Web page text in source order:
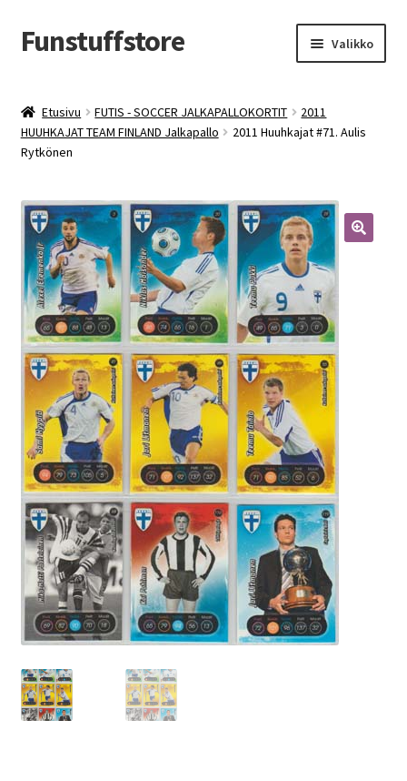
Siirry
navigointiin
Siirry
sisältöön
Funstuffstore Valikko
Etusivu FUTIS - SOCCER JALKAPALLOKORTIT
2011
HUUHKAJAT TEAM FINLAND Jalkapallo
2011 Huuhkajat #71. Aulis
Rytkönen